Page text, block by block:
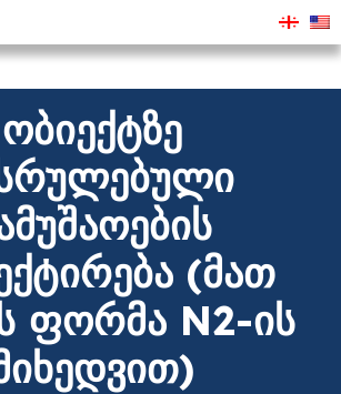
ობიექტზე
(მათ
ფორმა N2-ის